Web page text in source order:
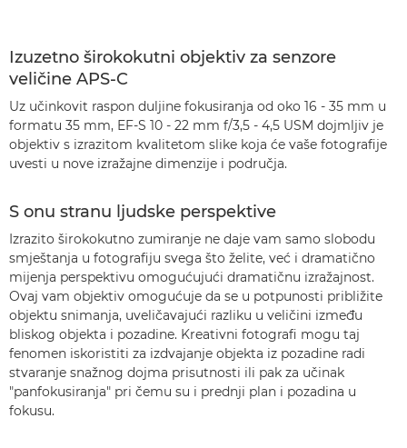
Izuzetno širokokutni objektiv za senzore
veličine APS-C
Uz učinkovit raspon duljine fokusiranja od oko 16 - 35 mm u
formatu 35 mm, EF-S 10 - 22 mm f/3,5 - 4,5 USM dojmljiv je
objektiv s izrazitom kvalitetom slike koja će vaše fotografije
uvesti u nove izražajne dimenzije i područja.
S onu stranu ljudske perspektive
Izrazito širokokutno zumiranje ne daje vam samo slobodu
smještanja u fotografiju svega što želite, već i dramatično
mijenja perspektivu omogućujući dramatičnu izražajnost.
Ovaj vam objektiv omogućuje da se u potpunosti približite
objektu snimanja, uveličavajući razliku u veličini između
bliskog objekta i pozadine. Kreativni fotografi mogu taj
fenomen iskoristiti za izdvajanje objekta iz pozadine radi
stvaranje snažnog dojma prisutnosti ili pak za učinak
"panfokusiranja" pri čemu su i prednji plan i pozadina u
fokusu.